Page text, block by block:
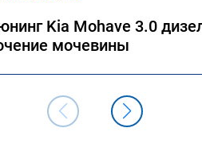
Kia Mohave 3.0
мочевины